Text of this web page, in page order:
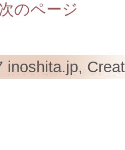
次のページ
inoshita.jp,